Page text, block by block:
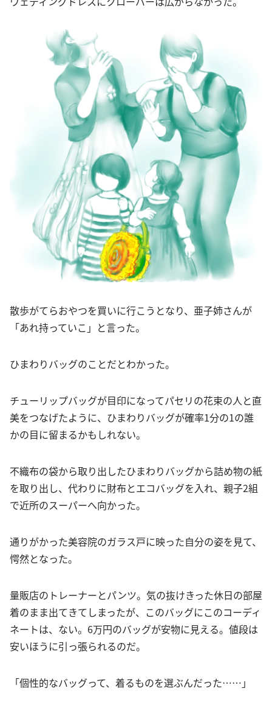
散歩がてらおやつを買いに行こうとなり、亜子姉さんが
「あれ持っていこ」と言った。
ひまわりバッグのことだとわかった。
チューリップバッグが目印になってパセリの花束の人と直
美をつなげたように、ひまわりバッグが確率1分の1の誰
かの目に留まるかもしれない。
不織布の袋から取り出したひまわりバッグから詰め物の紙
を取り出し、代わりに財布とエコバッグを入れ、親子2組
で近所のスーパーへ向かった。
通りがかった美容院のガラス戸に映った自分の姿を見て、
愕然となった。
量販店のトレーナーとパンツ。気の抜けきった休日の部屋
着のまま出てきてしまったが、このバッグにこのコーディ
ネートは、ない。6万円のバッグが安物に見える。値段は
安いほうに引っ張られるのだ。
「個性的なバッグって、着るものを選ぶんだった……」